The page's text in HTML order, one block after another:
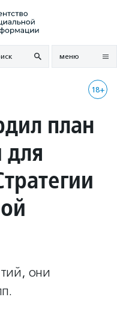
меню
18+
план
они